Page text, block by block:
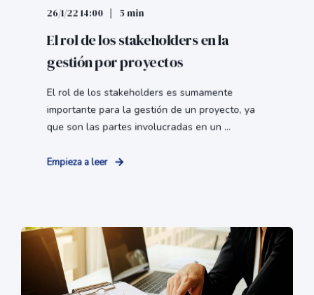
26/1/22 14:00 5 min
El rol de los stakeholders en la
gestión por proyectos
El rol de los stakeholders es sumamente
importante para la gestión de un proyecto, ya
que son las partes involucradas en un ...
Empieza a leer